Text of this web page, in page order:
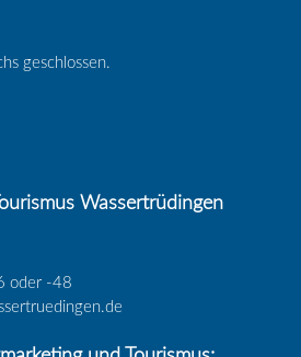
geschlossen.
Wassertrüdingen
oder -48